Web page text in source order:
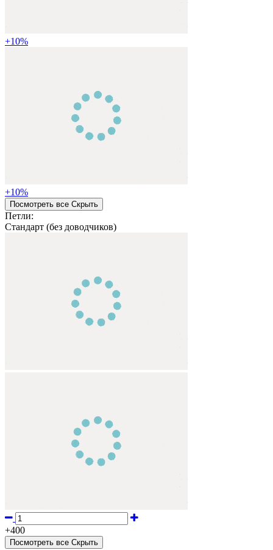
+10%
+10%
Посмотреть все Cкрыть
Петли:
Стандарт (без доводчиков)
+400
Посмотреть все Cкрыть